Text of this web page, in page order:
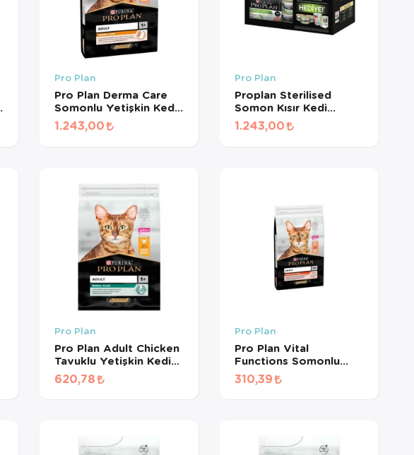
Pro Plan
Pro Plan Derma Care
Somonlu Yetişkin Kedi
Maması 1,5Kg
1.243,00
Pro Plan
Proplan Sterilised
Somon Kısır Kedi
Maması 1,5Kg+3 Ad
85gr Konserve
1.243,00
Pro Plan
Pro Plan Adult Chicken
Tavuklu Yetişkin Kedi
Maması (1 KG
BÖLÜNMÜŞ)
620,78
Pro Plan
Pro Plan Vital
Functions Somonlu
Yetişkin Kedi Maması
(500 GR BÖLÜNMÜŞ)
310,39